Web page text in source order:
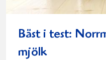
Bäst i test:
mjölk